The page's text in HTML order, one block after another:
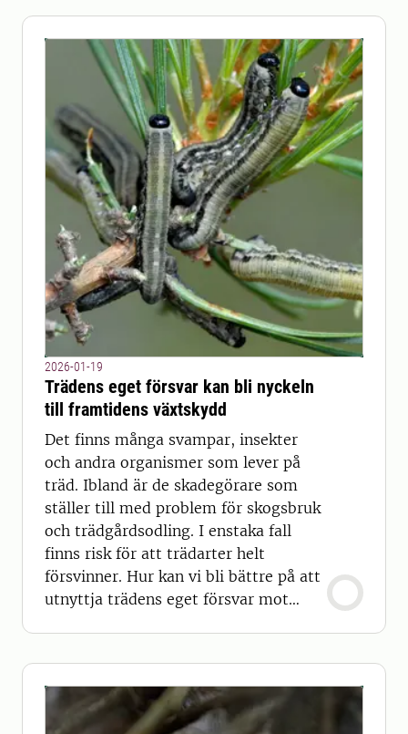
2026-01-19
Trädens eget försvar kan bli nyckeln
till framtidens växtskydd
Det finns många svampar, insekter
och andra organismer som lever på
träd. Ibland är de skadegörare som
ställer till med problem för skogsbruk
och trädgårdsodling. I enstaka fall
finns risk för att trädarter helt
försvinner. Hur kan vi bli bättre på att
utnyttja trädens eget försvar mot